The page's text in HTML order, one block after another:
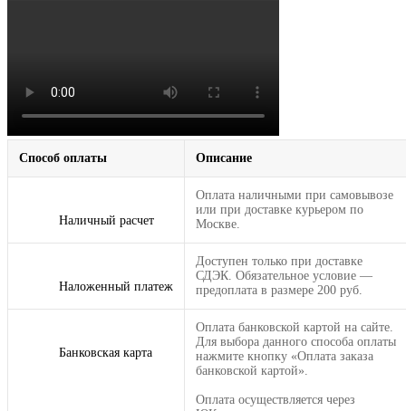
Способ оплаты Описание
Наличный расчет
Оплата наличными при самовывозе
или при доставке курьером по
Москве.
Наложенный платеж
Доступен только при доставке
СДЭК. Обязательное условие —
предоплата в размере 200 руб.
Банковская карта
Оплата банковской картой на сайте.
Для выбора данного способа оплаты
нажмите кнопку «Оплата заказа
банковской картой».
Оплата осуществляется через